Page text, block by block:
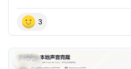
3
AIGC